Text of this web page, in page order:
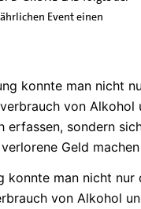
Event einen
konnte man nicht nur
von Alkohol